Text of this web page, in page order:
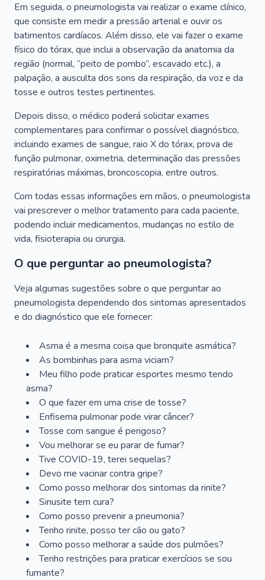
Em seguida, o pneumologista vai realizar o exame clínico,
que consiste em medir a pressão arterial e ouvir os
batimentos cardíacos. Além disso, ele vai fazer o exame
físico do tórax, que inclui a observação da anatomia da
região (normal, “peito de pombo”, escavado etc.), a
palpação, a ausculta dos sons da respiração, da voz e da
tosse e outros testes pertinentes.
Depois disso, o médico poderá solicitar exames
complementares para confirmar o possível diagnóstico,
incluindo exames de sangue, raio X do tórax, prova de
função pulmonar, oximetria, determinação das pressões
respiratórias máximas, broncoscopia, entre outros.
Com todas essas informações em mãos, o pneumologista
vai prescrever o melhor tratamento para cada paciente,
podendo incluir medicamentos, mudanças no estilo de
vida, fisioterapia ou cirurgia.
O que perguntar ao pneumologista?
Veja algumas sugestões sobre o que perguntar ao
pneumologista dependendo dos sintomas apresentados
e do diagnóstico que ele fornecer:
Asma é a mesma coisa que bronquite asmática?
As bombinhas para asma viciam?
Meu filho pode praticar esportes mesmo tendo
asma?
O que fazer em uma crise de tosse?
Enfisema pulmonar pode virar câncer?
Tosse com sangue é perigoso?
Vou melhorar se eu parar de fumar?
Tive COVID-19, terei sequelas?
Devo me vacinar contra gripe?
Como posso melhorar dos sintomas da rinite?
Sinusite tem cura?
Como posso prevenir a pneumonia?
Tenho rinite, posso ter cão ou gato?
Como posso melhorar a saúde dos pulmões?
Tenho restrições para praticar exercícios se sou
fumante?